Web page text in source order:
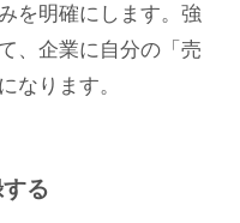
を明確にします。強
、企業に自分の「売
なります。
る